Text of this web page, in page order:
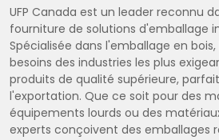
UFP Canada est un leader reconnu
fourniture de solutions d'emballage
Spécialisée dans l'emballage en
besoins des industries les plus
produits de qualité supérieure,
l'exportation. Que ce soit pour des
équipements lourds ou des
experts conçoivent des emballages